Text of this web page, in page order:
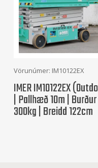
Frekari Upplýsingar
Vörunúmer: IM10122EX
IMER IM10122EX
| Pallhæð 10m | Burður
300kg | Breidd 122cm